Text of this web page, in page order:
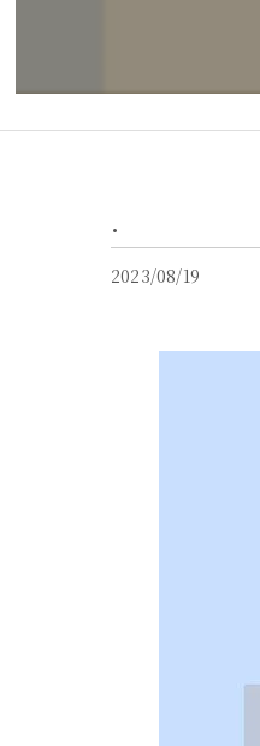
.
2023/08/19